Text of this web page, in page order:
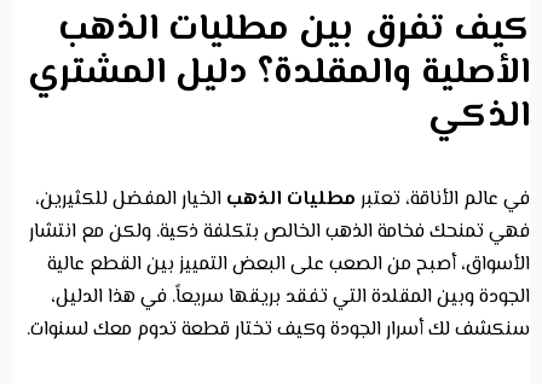
كيف تفرق بين مطليات الذهب
الأصلية والمقلدة؟ دليل المشتري
الذكي
في عالم الأناقة، تعتبر مطليات الذهب الخيار المفضل للكثيرين،
فهي تمنحك فخامة الذهب الخالص بتكلفة ذكية. ولكن مع انتشار
الأسواق، أصبح من الصعب على البعض التمييز بين القطع عالية
الجودة وبين المقلدة التي تفقد بريقها سريعاً. في هذا الدليل،
سنكشف لك أسرار الجودة وكيف تختار قطعة تدوم معك لسنوات.